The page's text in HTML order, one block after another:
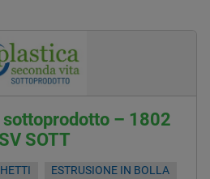
sottoprodotto – 1802
SOTT
ESTRUSIONE IN BOLLA